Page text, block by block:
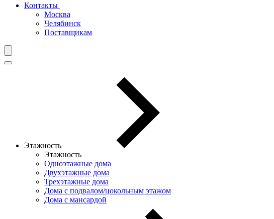
Контакты
Москва
Челябинск
Поставщикам
Этажность
Этажность
Одноэтажные дома
Двухэтажные дома
Трехэтажные дома
Дома с подвалом/цокольным этажом
Дома с мансардой